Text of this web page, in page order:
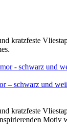
kratzfeste
– schwarz und
kratzfeste
Motiv